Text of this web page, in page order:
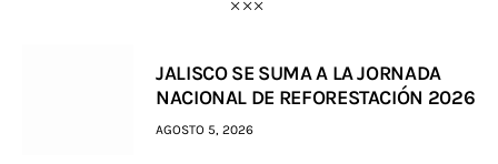
JALISCO SE SUMA A LA JORNADA
NACIONAL DE REFORESTACIÓN 2026
AGOSTO 5, 2026